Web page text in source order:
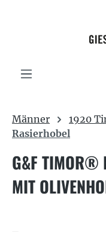
Zum Hauptinhalt
Männer
1920
Rasierhobel
G&F TIMOR®
MIT